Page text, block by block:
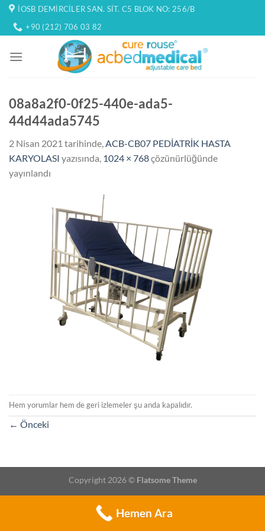
İçeriğe
atla
İOSB DEMIRCILER SAN. SIT. C5 BLOK NO: 256/B
+90 (212) 706 03 82
08a8a2f0-0f25-440e-ada5-
44d44ada5745
2 Nisan 2021 tarihinde,ACB-CB07 PEDİATRİK HASTA
KARYOLASI yazısında, 1024 × 768çözünürlüğünde
yayınlandı
Hem yorumlar hem de geri izlemeler şu anda kapalıdır.
← Önceki
Copyright 2026 © Flatsome Theme
Hemen Ara